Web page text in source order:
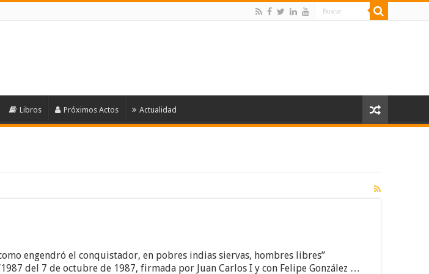
Libros Próximos Actos Actualidad
engendró el conquistador, en pobres indias siervas, hombres libres”
del 7 de octubre de 1987, firmada por Juan Carlos I y con Felipe González …